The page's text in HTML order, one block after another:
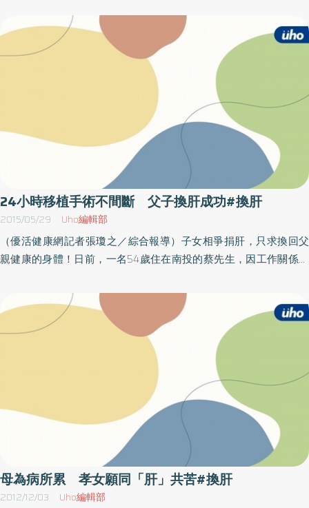
8日來台就醫，並可視病情需要進行緊急手術，不受14+7日居家隔離
的限制。1月16日，陳小弟抵台後第9日，因病況不佳緊急進行肝臟
移植手術，雖母子二檢PCR皆為陰性，但醫療團隊考量入境僅9天，
仍採取最高規格防護，在獨立空調房間施行手術，且所有人員均穿
著全套防護衣，由母親捐出左側葉肝臟19％，摘取手術時間約5.5小
時，為反覆確認肝臟門靜脈狀況，植入手術時間長達12.5小時，手術
十分順利成功。母隔離3周後終見愛子 一家再度團圓1月27日，陳
小弟的母親出院，至1月29日（21天）隔離期滿，終於可以進入加護
病房看到分離長達3周的愛子，陳小弟的父親也在隔離21日後首次見
到妻兒，場面温馨感人。2月10日小年夜，劉君恕主任特別到病房發
紅包給予陳小弟一家人新年祝福，2月14日術後4周，陳小弟順利出
院，預計於近期返回越南。陳小弟的父母親表示，雖然心疼愛子小
小年紀即需承受這麼大的手術，但對於劉君恕主任領導專業團隊非
常有信心，在無法見到孩子期間，劉主任貼心的每天更新照片告知
已忘記所有苦難和痛苦，感謝北榮肝臟移植團隊的努力，讓兒子獲
重生。
親的次子顏仁賢，手術情況良好，短期即可出院。活體肝臟移植手
術是台灣少數可以領先歐美的手術，發展精準度高，其中微出血量
捐肝手術平均出血量只有100CC左右。綿密血管組織 增加活體肝
臟移植難度高雄長庚名譽院長陳肇隆醫師表示，肝臟移植手術之所
以困難，是因爲受肝者是其他內外科方法不能治療的嚴重肝病患
者，加上肝臟是血流極為豐富的器官，有非常綿密的肝動脈、門靜
脈、肝靜脈和膽管，因此非常容易出血。而人體的凝血因子大多都
在肝臟合成，壞掉的肝臟則無法合成足夠的凝血因子。陳肇隆醫師
指出，肝硬化會引起門脈高壓造成脾臟腫大，進一步則會破壞血小
板，同時在肝臟周圍形成不正常側枝循環，這些周圍的薄壁血管易
造成大量出血，將提高手術風險，加上植入的肝臟必須馬上發揮功
能，難度高但也是改善最大的手術之一。保障捐肝者安全 也讓移
植者回復生活常軌活體肝移植最重要的是保障捐肝者安全，但能留
下多少肝臟因人而異，受肝者的體型大小將直接影響所需的肝臟面
積。陳肇隆醫師說明，手術過程中，雖然顏仁賢的血管、膽管跟別
保留左邊35％的肝臟。陳肇隆醫師表示，通過這項精密高端的移植
手術可以完成許多民眾遺愛人間的心願，更動人的是，在外科歷史
上，向來都是病人接受開刀，正常人願意為別人接受這麼高風險的
手術，當然不能容許有絲毫差錯，首要保障捐肝者的安全，也讓受
肝移植患者順利回到工作崗位。（文章授權提供／健康醫療網）
24小時移植手術不間斷 父子換肝成功#換肝
2015/05/29 Uho編輯部
（優活健康網記者張瓊之／綜合報導）子女相爭捐肝，只求換回父
親健康的身體！日前，一名54歲住在南投的蔡先生，因工作關係需
波，到處打聽有關大愛捐贈肝臟的訊息，但等了又等，他身體狀況
愈來愈差，不僅腹水嚴重、吐血，甚至還經常昏倒在家中。後來，
二名子女得知他的狀況後，相爭著捐出自己的肝來救爸爸，但因他
身體狀況極差，移植的失敗率比較高，所以，大多醫院皆不建議做
活體肝臟移植，但妻子擔心他無法等到大愛肝臟捐贈，輾轉到了大
林慈濟醫院，所幸與醫師的討論下，一一抗服了各種問題，經過長
達24小時的手術時間，終於成功協助順利完成活肝移植。即使風險
大 仍想為患者努力一試大林慈濟醫院移植中心尹文耀表示，在手
術前與家屬詳細說明，並且再三強調：「如果隨時想要改變，不要
因為不好意思而不敢說。」面對這一次艱巨的挑戰，雖然免不了擔
心最壞的狀況，但即使如此，仍想為患者努力一試。所以，在手術
前分別協調了內、外等科幫忙，一同克服了蔡先生的身體狀況，包
母為病所累 孝女願同「肝」共苦#換肝
2012/12/03 Uho編輯部